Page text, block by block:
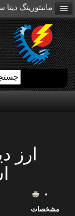
ارز
مشخصات
مانیتورینگ دیتا